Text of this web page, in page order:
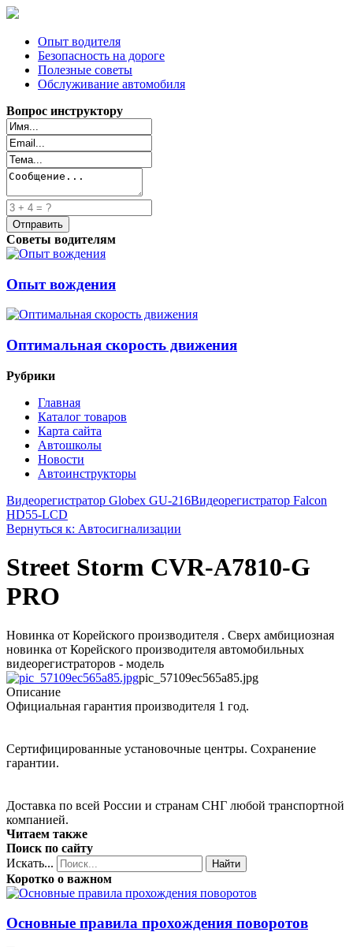
Опыт водителя
Безопасность на дороге
Полезные советы
Обслуживание автомобиля
Вопрос инструктору
Советы водителям
Опыт вождения
Оптимальная скорость движения
Рубрики
Главная
Каталог товаров
Карта сайта
Автошколы
Новости
Автоинструкторы
Видеорегистратор Globex GU-216Видеорегистратор Falcon
HD55-LCD
Вернуться к: Автосигнализации
Street Storm CVR-A7810-G
PRO
Новинка от Корейского производителя . Сверх амбициозная
новинка от Корейского производителя автомобильных
видеорегистраторов - модель
pic_57109ec565a85.jpg
Описание
Официальная гарантия производителя 1 год.
Сертифицированные установочные центры. Сохранение
гарантии.
Доставка по всей России и странам СНГ любой транспортной
компанией.
Читаем также
Поиск по сайту
Искать...
Найти
Коротко о важном
Основные правила прохождения поворотов